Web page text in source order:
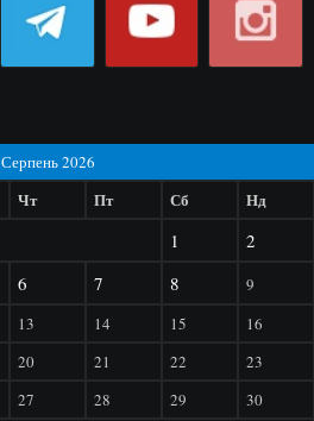
Серпень 2026
Чт Пт Сб Нд
1
2
6 7 8
9
13 14 15
16
20 21 22
23
27 28 29 30